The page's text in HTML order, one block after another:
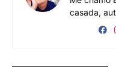
casada,